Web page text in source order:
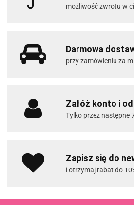
możliwość zwrotu w
Darmowa
przy zamówieniu za
Załóż konto i
Tylko przez następne
Zapisz się do
i otrzymaj rabat do